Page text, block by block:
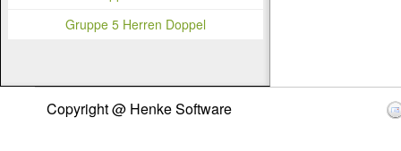
Gruppe 5 Herren Doppel
Copyright @ Henke Software